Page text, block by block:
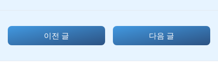
이전 글 다음 글